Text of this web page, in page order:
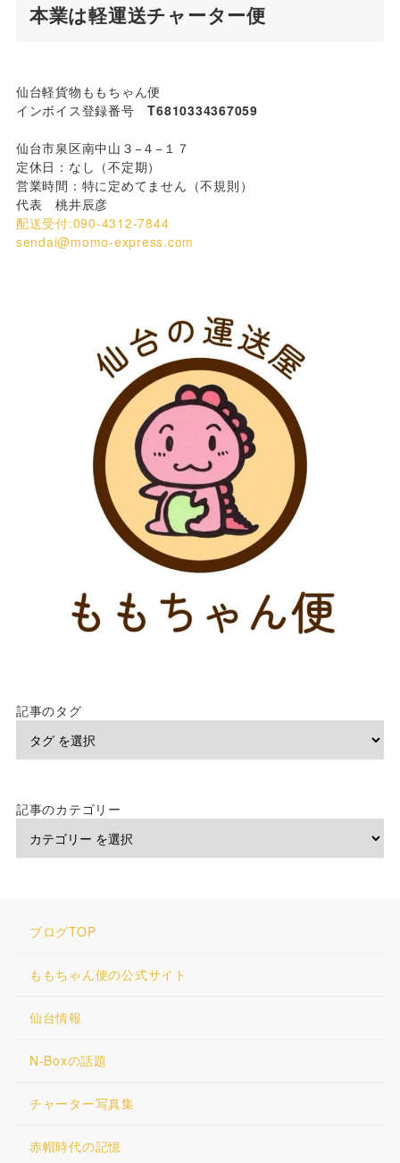
本業は軽運送チャーター便
仙台軽貨物ももちゃん便
インボイス登録番号T6810334367059
仙台市泉区南中山３−４−１７
定休日：なし（不定期）
営業時間：特に定めてません（不規則）
代表 桃井辰彦
配送受付:090-4312-7844
sendai@momo-express.com
記事のタグ
記事のカテゴリー
ブログTOP
ももちゃん便の公式サイト
仙台情報
N-Boxの話題
チャーター写真集
赤帽時代の記憶